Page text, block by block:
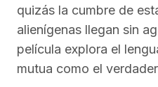
quizás la cumbre de
alienígenas llegan sin
película explora el
mutua como el